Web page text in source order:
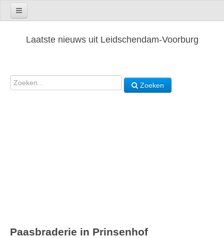
Laatste nieuws uit Leidschendam-Voorburg
Zoeken
Paasbraderie in Prinsenhof